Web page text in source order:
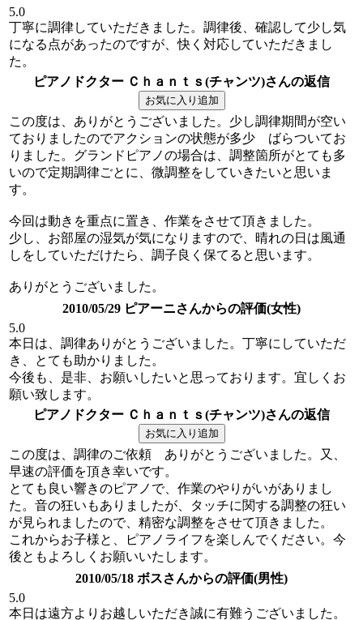
5.0
丁寧に調律していただきました。調律後、確認して少し気
になる点があったのですが、快く対応していただきまし
た。
ピアノドクター Ｃｈａｎｔｓ(チャンツ)さんの返信
この度は、ありがとうございました。少し調律期間が空い
ておりましたのでアクションの状態が多少 ばらついてお
りました。グランドピアノの場合は、調整箇所がとても多
いので定期調律ごとに、微調整をしていきたいと思いま
す。
今回は動きを重点に置き、作業をさせて頂きました。
少し、お部屋の湿気が気になりますので、晴れの日は風通
しをしていただけたら、調子良く保てると思います。
ありがとうございました。
2010/05/29 ピアーニさんからの評価(女性)
5.0
本日は、調律ありがとうございました。丁寧にしていただ
き、とても助かりました。
今後も、是非、お願いしたいと思っております。宜しくお
願い致します。
ピアノドクター Ｃｈａｎｔｓ(チャンツ)さんの返信
この度は、調律のご依頼 ありがとうございました。又、
早速の評価を頂き幸いです。
とても良い響きのピアノで、作業のやりがいがありまし
た。音の狂いもありましたが、タッチに関する調整の狂い
が見られましたので、精密な調整をさせて頂きました。
これからお子様と、ピアノライフを楽しんでください。今
後ともよろしくお願いいたします。
2010/05/18 ボスさんからの評価(男性)
5.0
本日は遠方よりお越しいただき誠に有難うございました。